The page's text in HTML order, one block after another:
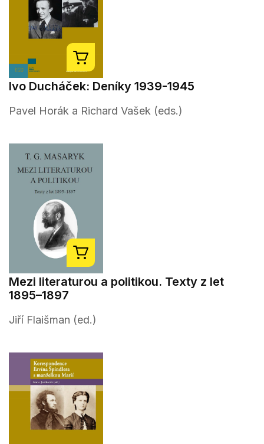
Ivo Ducháček: Deníky 1939-1945
Pavel Horák a Richard Vašek (eds.)
Mezi literaturou a politikou. Texty z let
1895–1897
Jiří Flaišman (ed.)